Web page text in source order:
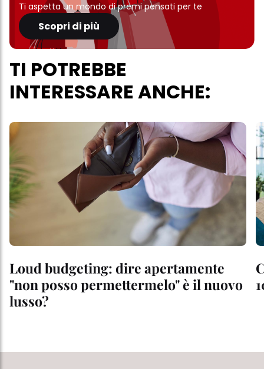
Ti aspetta un mondo di premi pensati per te
Scopri di più
TI POTREBBE
INTERESSARE ANCHE:
Loud budgeting: dire apertamente
"non posso permettermelo" è il nuovo
lusso?